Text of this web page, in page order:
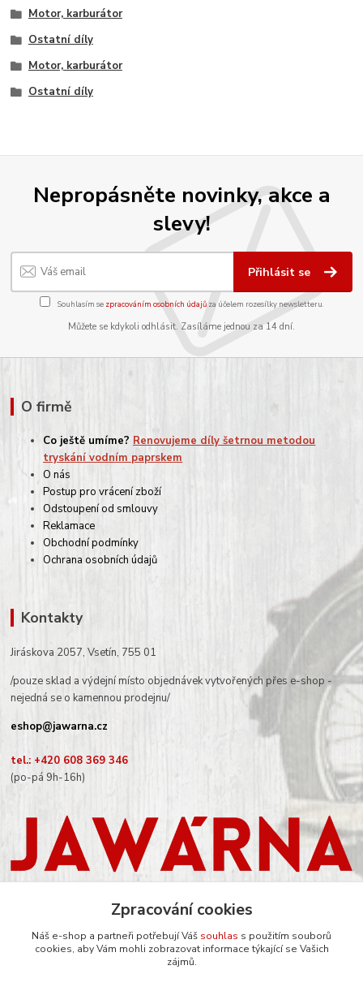
Motor, karburátor
Ostatní díly
Motor, karburátor
Ostatní díly
Nepropásněte novinky, akce a
slevy!
Přihlásit se
Souhlasím se zpracováním osobních údajůza účelem rozesílky newsletteru.
Můžete se kdykoli odhlásit. Zasíláme jednou za 14 dní.
O firmě
Co ještě umíme? Renovujeme díly šetrnou metodou
tryskání vodním paprskem
O nás
Postup pro vrácení zboží
Odstoupení od smlouvy
Reklamace
Obchodní podmínky
Ochrana osobních údajů
Kontakty
Jiráskova 2057, Vsetín, 755 01
/pouze sklad a výdejní místo objednávek vytvořených přes e-shop -
nejedná se o kamennou prodejnu/
eshop@jawarna.cz
tel.: +420 608 369 346
(po-pá 9h-16h)
Sledujte nás na Facebooku
Zpracování cookies
Náš e-shop a partneři potřebují Váš souhlas s použitím souborů
cookies, aby Vám mohli zobrazovat informace týkající se Vašich
zájmů.